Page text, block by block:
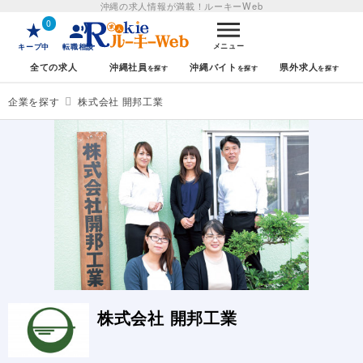
沖縄の求人情報が満載！ ルーキーWeb
0
キープ中 転職相談 メニュー
全ての求人 沖縄社員 沖縄バイト 県外求人
企業を探す 株式会社 開邦工業
株式会社 開邦工業